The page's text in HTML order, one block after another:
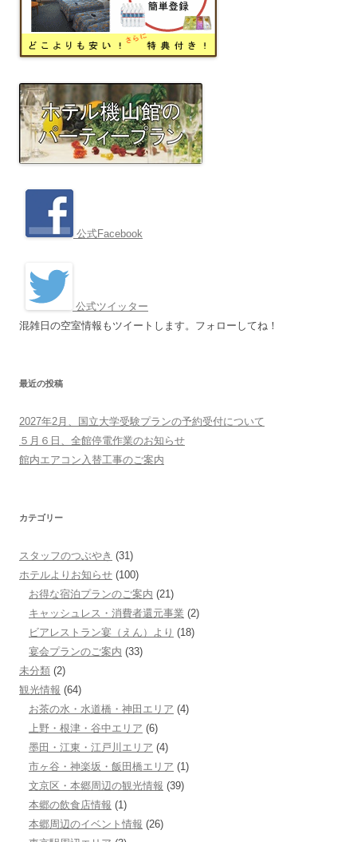
公式Facebook
公式ツイッター
混雑日の空室情報もツイートします。フォローしてね！
最近の投稿
2027年2月、国立大学受験プランの予約受付について
５月６日、全館停電作業のお知らせ
館内エアコン入替工事のご案内
カテゴリー
スタッフのつぶやき (31)
ホテルよりお知らせ (100)
お得な宿泊プランのご案内 (21)
キャッシュレス・消費者還元事業 (2)
ビアレストラン宴（えん）より (18)
宴会プランのご案内 (33)
未分類 (2)
観光情報 (64)
お茶の水・水道橋・神田エリア (4)
上野・根津・谷中エリア (6)
墨田・江東・江戸川エリア (4)
市ヶ谷・神楽坂・飯田橋エリア (1)
文京区・本郷周辺の観光情報 (39)
本郷の飲食店情報 (1)
本郷周辺のイベント情報 (26)